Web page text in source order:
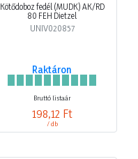
Kötődoboz fedél (MÜDK) AK/RD
80 FEH Dietzel
UNIV020857
Raktáron
Bruttó listaár
198,12 Ft
/ db